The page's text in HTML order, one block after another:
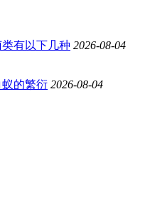
有以下几种 2026-08-04
的繁衍 2026-08-04